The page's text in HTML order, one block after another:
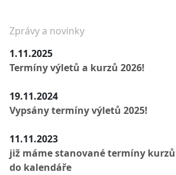
Zprávy a novinky
1.11.2025
Termíny výletů a kurzů 2026!
19.11.2024
Vypsány termíny výletů 2025!
11.11.2023
již máme stanované termíny
do kalendáře